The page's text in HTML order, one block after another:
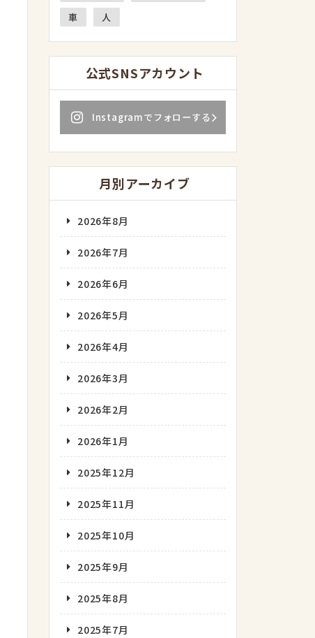
車
人
公式SNSアカウント
Instagramでフォローする
月別アーカイブ
2026年8月
2026年7月
2026年6月
2026年5月
2026年4月
2026年3月
2026年2月
2026年1月
2025年12月
2025年11月
2025年10月
2025年9月
2025年8月
2025年7月